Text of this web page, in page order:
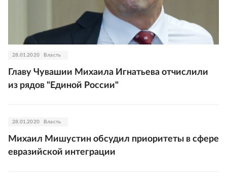
28.01.2020 Власть
Главу Чувашии Михаила Игнатьева отчислили
из рядов "Единой России"
28.01.2020 Власть
Михаил Мишустин обсудил приоритеты в сфере
евразийской интеграции